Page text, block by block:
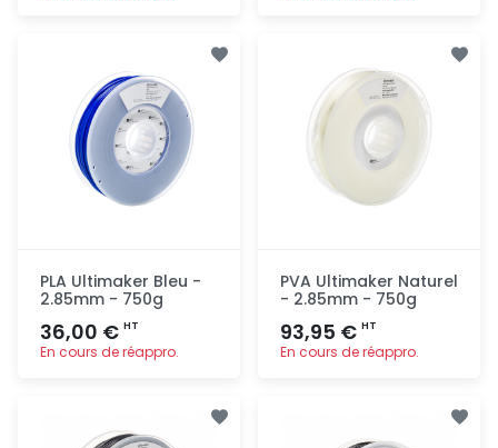
PLA Ultimaker Bleu -
2.85mm - 750g
36,00 € HT
En cours de réappro.
PVA Ultimaker Naturel
- 2.85mm - 750g
93,95 € HT
En cours de réappro.